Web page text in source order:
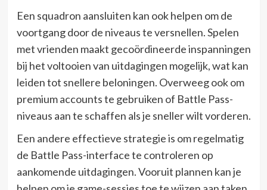
Een squadron aansluiten kan ook helpen om de
voortgang door de niveaus te versnellen. Spelen
met vrienden maakt gecoördineerde inspanningen
bij het voltooien van uitdagingen mogelijk, wat kan
leiden tot snellere beloningen. Overweeg ook om
premium accounts te gebruiken of Battle Pass-
niveaus aan te schaffen als je sneller wilt vorderen.
Een andere effectieve strategie is om regelmatig
de Battle Pass-interface te controleren op
aankomende uitdagingen. Vooruit plannen kan je